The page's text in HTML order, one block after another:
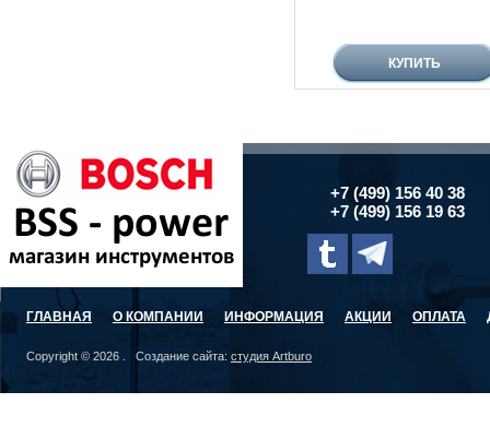
+7 (499) 156 40 38
+7 (499) 156 19 63
ГЛАВНАЯ О КОМПАНИИ ИНФОРМАЦИЯ АКЦИИ ОПЛАТА
Copyright © 2026 . Создание сайта: студия Artburo